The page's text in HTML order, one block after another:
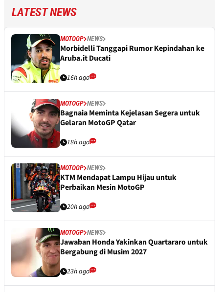
LATEST NEWS
MOTOGP NEWS
Morbidelli Tanggapi Rumor Kepindahan ke
Aruba.it Ducati
16h ago
MOTOGP NEWS
Bagnaia Meminta Kejelasan Segera untuk
Gelaran MotoGP Qatar
18h ago
MOTOGP NEWS
KTM Mendapat Lampu Hijau untuk
Perbaikan Mesin MotoGP
20h ago
MOTOGP NEWS
Jawaban Honda Yakinkan Quartararo untuk
Bergabung di Musim 2027
23h ago